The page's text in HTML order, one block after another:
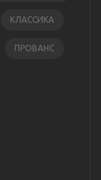
КЛАССИКА
ПРОВАНС